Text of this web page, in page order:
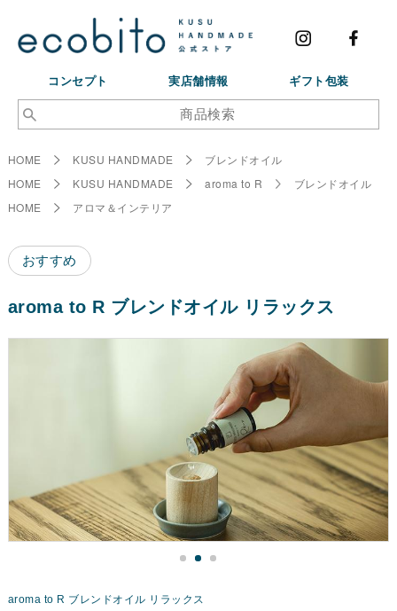
コンセプト 実店舗情報 ギフト包装
HOME KUSU HANDMADE
ブレンドオイル
HOME
KUSU HANDMADE aroma to R
ブレンドオイル
HOME
アロマ＆インテリア
おすすめ
aroma to R ブレンドオイル リラックス
aroma to R ブレンドオイル リラックス